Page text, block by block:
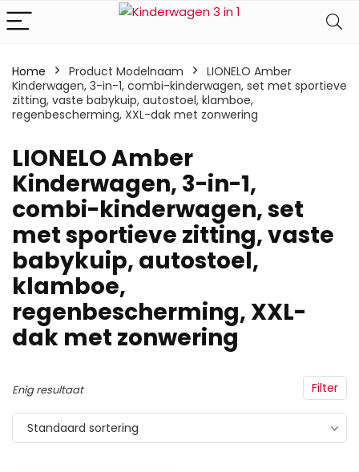
Home Product Modelnaam
‎LIONELO Amber
Kinderwagen, 3-in-1, combi-kinderwagen, set met sportieve
zitting, vaste babykuip, autostoel, klamboe,
regenbescherming, XXL-dak met zonwering
‎LIONELO Amber
Kinderwagen, 3-in-1,
combi-kinderwagen, set
met sportieve zitting, vaste
babykuip, autostoel,
klamboe,
regenbescherming, XXL-
dak met zonwering
Filter
Enig resultaat
Standaard sortering